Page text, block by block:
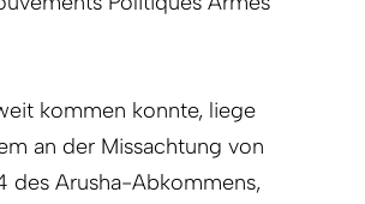
kommen konnte, liege
an der Missachtung von
des Arusha-Abkommens,